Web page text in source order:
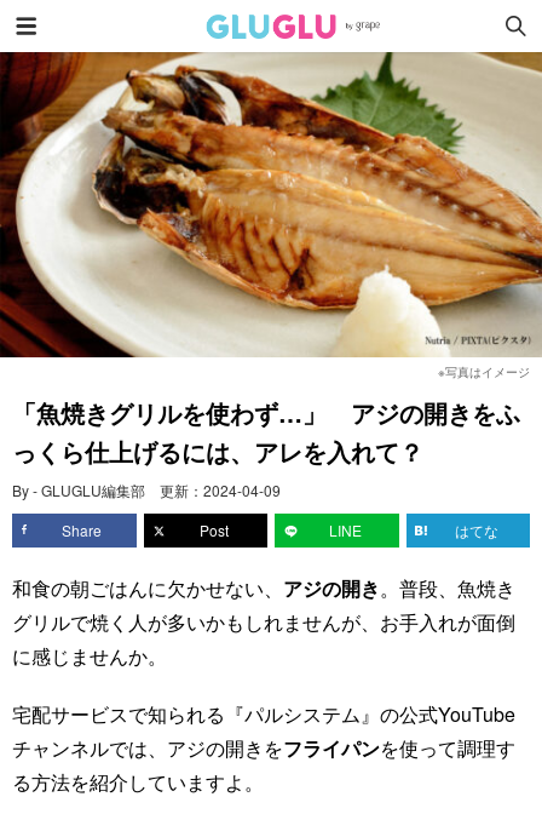
※写真はイメージ
「魚焼きグリルを使わず…」 アジの開きをふ
っくら仕上げるには、アレを入れて？
By - GLUGLU編集部 更新： 2024-04-09
Share
Post LINE はてな
和食の朝ごはんに欠かせない、 アジの開き。普段、魚焼き
グリルで焼く人が多いかもしれませんが、お手入れが面倒
に感じませんか。
宅配サービスで知られる『パルシステム』の公式YouTube
チャンネルでは、アジの開きをフライパンを使って調理す
る方法を紹介していますよ。